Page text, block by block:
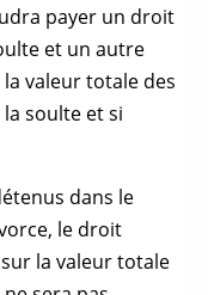
payer un droit
et un autre
valeur totale des
soulteet si
dans le
le droit
la valeur totale